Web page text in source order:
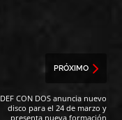
PRÓXIMO
DEF CON DOS anuncia nuevo
disco para el 24 de marzo y
presenta nueva formación